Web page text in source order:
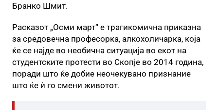
Бранко Шмит.
Расказот „Осми март“ е трагикомична приказна
за средовечна професорка, алкохоличарка, која
ќе се најде во необична ситуација во екот на
студентските протести во Скопје во 2014 година,
поради што ќе добие неочекувано признание
што ќе ѝ го смени животот.